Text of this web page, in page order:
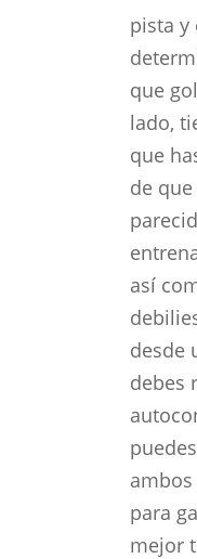
pista y
que
lado,
que
de
así
desde
debes
para
mejor